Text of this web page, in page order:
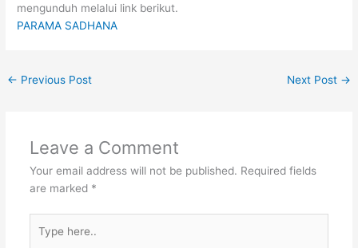
mengunduh melalui link berikut.
PARAMA SADHANA
← Previous Post Next Post →
Leave a Comment
Your email address will not be published. Required fields
are marked *
here..